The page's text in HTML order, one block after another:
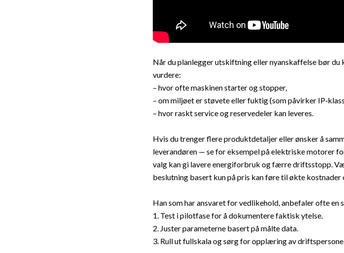
Når du planlegger utskiftning eller nyanskaffelse bør
vurdere:
– hvor ofte maskinen starter og stopper,
– om miljøet er støvete eller fuktig (som påvirker
– hvor raskt service og reservedeler kan leveres.
Hvis du trenger flere produktdetaljer eller ønsker å
leverandøren — se for eksempel påelektriske motorer
valg kan gi lavere energiforbruk og færre driftsstopp.
beslutning basert kun på pris kan føre til økte kostnader
Han som har ansvaret for vedlikehold, anbefaler ofte en
1. Test i pilotfase for å dokumentere faktisk ytelse.
2. Juster parameterne basert på målte data.
3. Rull ut fullskala og sørg for opplæring av